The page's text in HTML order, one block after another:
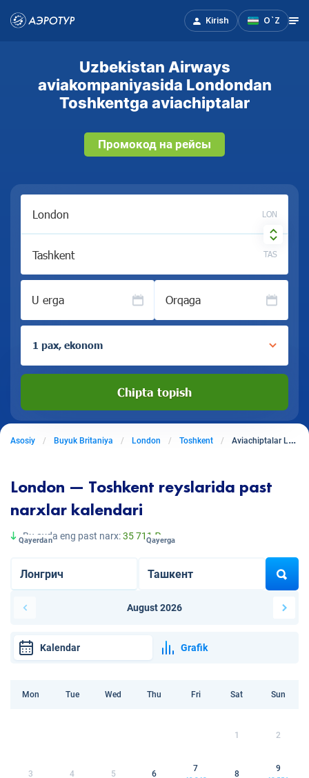
Kirish O`Z
Uzbekistan Airways
aviakompaniyasida Londondan
Toshkentga aviachiptalar
Промокод на рейсы
LON
TAS
U erga Orqaga
1 pax, ekonom
Chipta topish
Asosiy Buyuk Britaniya London Toshkent Aviachiptalar Londondan Toshkentga
London — Toshkent reyslarida past
narxlar kalendari
Bu oyda eng past narx:35 711 ₽
Qayerdan Qayerga
August 2026
Kalendar Grafik
Mon Tue Wed Thu Fri Sat Sun
1 2
3 4 5 6
7
8
9